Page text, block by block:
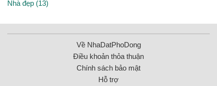
Nhà đẹp (13)
Về NhaDatPhoDong
Điều khoản thỏa thuận
Chính sách bảo mật
Hỗ trợ